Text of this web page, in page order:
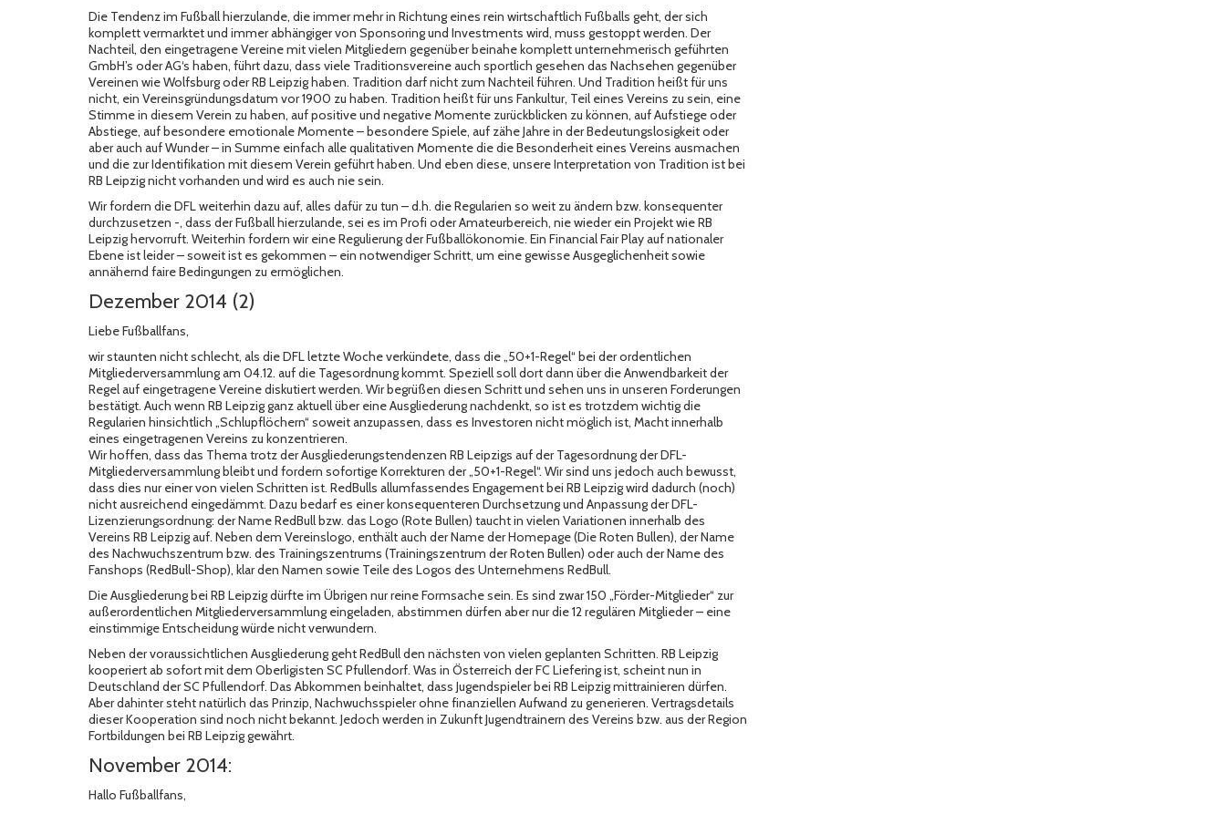
Die Tendenz im Fußball hierzulande, die immer mehr in Richtung eines rein wirtschaftlich Fußballs geht, der sich
komplett vermarktet und immer abhängiger von Sponsoring und Investments wird, muss gestoppt werden. Der
Nachteil, den eingetragene Vereine mit vielen Mitgliedern gegenüber beinahe komplett unternehmerisch geführten
GmbH’s oder AG‘s haben, führt dazu, dass viele Traditionsvereine auch sportlich gesehen das Nachsehen gegenüber
Vereinen wie Wolfsburg oder RB Leipzig haben. Tradition darf nicht zum Nachteil führen. Und Tradition heißt für uns
nicht, ein Vereinsgründungsdatum vor 1900 zu haben. Tradition heißt für uns Fankultur, Teil eines Vereins zu sein, eine
Stimme in diesem Verein zu haben, auf positive und negative Momente zurückblicken zu können, auf Aufstiege oder
Abstiege, auf besondere emotionale Momente – besondere Spiele, auf zähe Jahre in der Bedeutungslosigkeit oder
aber auch auf Wunder – in Summe einfach alle qualitativen Momente die die Besonderheit eines Vereins ausmachen
und die zur Identifikation mit diesem Verein geführt haben. Und eben diese, unsere Interpretation von Tradition ist bei
RB Leipzig nicht vorhanden und wird es auch nie sein.
Wir fordern die DFL weiterhin dazu auf, alles dafür zu tun – d.h. die Regularien so weit zu ändern bzw. konsequenter
durchzusetzen -, dass der Fußball hierzulande, sei es im Profi oder Amateurbereich, nie wieder ein Projekt wie RB
Leipzig hervorruft. Weiterhin fordern wir eine Regulierung der Fußballökonomie. Ein Financial Fair Play auf nationaler
Ebene ist leider – soweit ist es gekommen – ein notwendiger Schritt, um eine gewisse Ausgeglichenheit sowie
annähernd faire Bedingungen zu ermöglichen.
Dezember 2014 (2)
Liebe Fußballfans,
wir staunten nicht schlecht, als die DFL letzte Woche verkündete, dass die „50+1-Regel“ bei der ordentlichen
Mitgliederversammlung am 04.12. auf die Tagesordnung kommt. Speziell soll dort dann über die Anwendbarkeit der
Regel auf eingetragene Vereine diskutiert werden. Wir begrüßen diesen Schritt und sehen uns in unseren Forderungen
bestätigt. Auch wenn RB Leipzig ganz aktuell über eine Ausgliederung nachdenkt, so ist es trotzdem wichtig die
Regularien hinsichtlich „Schlupflöchern“ soweit anzupassen, dass es Investoren nicht möglich ist, Macht innerhalb
eines eingetragenen Vereins zu konzentrieren.
Wir hoffen, dass das Thema trotz der Ausgliederungstendenzen RB Leipzigs auf der Tagesordnung der DFL-
Mitgliederversammlung bleibt und fordern sofortige Korrekturen der „50+1-Regel“. Wir sind uns jedoch auch bewusst,
dass dies nur einer von vielen Schritten ist. RedBulls allumfassendes Engagement bei RB Leipzig wird dadurch (noch)
nicht ausreichend eingedämmt. Dazu bedarf es einer konsequenteren Durchsetzung und Anpassung der DFL-
Lizenzierungsordnung: der Name RedBull bzw. das Logo (Rote Bullen) taucht in vielen Variationen innerhalb des
Vereins RB Leipzig auf. Neben dem Vereinslogo, enthält auch der Name der Homepage (Die Roten Bullen), der Name
des Nachwuchszentrum bzw. des Trainingszentrums (Trainingszentrum der Roten Bullen) oder auch der Name des
Fanshops (RedBull-Shop), klar den Namen sowie Teile des Logos des Unternehmens RedBull.
Die Ausgliederung bei RB Leipzig dürfte im Übrigen nur reine Formsache sein. Es sind zwar 150 „Förder-Mitglieder“ zur
außerordentlichen Mitgliederversammlung eingeladen, abstimmen dürfen aber nur die 12 regulären Mitglieder – eine
einstimmige Entscheidung würde nicht verwundern.
Neben der voraussichtlichen Ausgliederung geht RedBull den nächsten von vielen geplanten Schritten. RB Leipzig
kooperiert ab sofort mit dem Oberligisten SC Pfullendorf. Was in Österreich der FC Liefering ist, scheint nun in
Deutschland der SC Pfullendorf. Das Abkommen beinhaltet, dass Jugendspieler bei RB Leipzig mittrainieren dürfen.
Aber dahinter steht natürlich das Prinzip, Nachwuchsspieler ohne finanziellen Aufwand zu generieren. Vertragsdetails
dieser Kooperation sind noch nicht bekannt. Jedoch werden in Zukunft Jugendtrainern des Vereins bzw. aus der Region
Fortbildungen bei RB Leipzig gewährt.
November 2014:
Hallo Fußballfans,